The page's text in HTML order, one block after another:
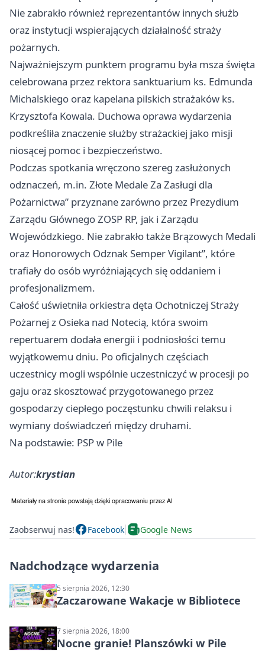
Nie zabrakło również reprezentantów innych służb
oraz instytucji wspierających działalność straży
pożarnych.
Najważniejszym punktem programu była msza święta
celebrowana przez rektora sanktuarium ks. Edmunda
Michalskiego oraz kapelana pilskich strażaków ks.
Krzysztofa Kowala. Duchowa oprawa wydarzenia
podkreśliła znaczenie służby strażackiej jako misji
niosącej pomoc i bezpieczeństwo.
Podczas spotkania wręczono szereg zasłużonych
odznaczeń, m.in. Złote Medale Za Zasługi dla
Pożarnictwa” przyznane zarówno przez Prezydium
Zarządu Głównego ZOSP RP, jak i Zarządu
Wojewódzkiego. Nie zabrakło także Brązowych Medali
oraz Honorowych Odznak Semper Vigilant”, które
trafiały do osób wyróżniających się oddaniem i
profesjonalizmem.
Całość uświetniła orkiestra dęta Ochotniczej Straży
Pożarnej z Osieka nad Notecią, która swoim
repertuarem dodała energii i podniosłości temu
wyjątkowemu dniu. Po oficjalnych częściach
uczestnicy mogli wspólnie uczestniczyć w procesji po
gaju oraz skosztować przygotowanego przez
gospodarzy ciepłego poczęstunku chwili relaksu i
wymiany doświadczeń między druhami.
Na podstawie: PSP w Pile
Autor:krystian
Zaobserwuj nas! Facebook Google News
Nadchodzące wydarzenia
5 sierpnia 2026, 12:30
Zaczarowane Wakacje w Bibliotece
7 sierpnia 2026, 18:00
Nocne granie! Planszówki w Pile